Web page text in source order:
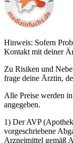
Hinweis: Sofern
Kontakt mit deiner
Zu Risiken und
frage deine Ärztin,
Alle Preise werden
angegeben.
1) Der AVP
vorgeschriebene
Arzneimittel gemäß